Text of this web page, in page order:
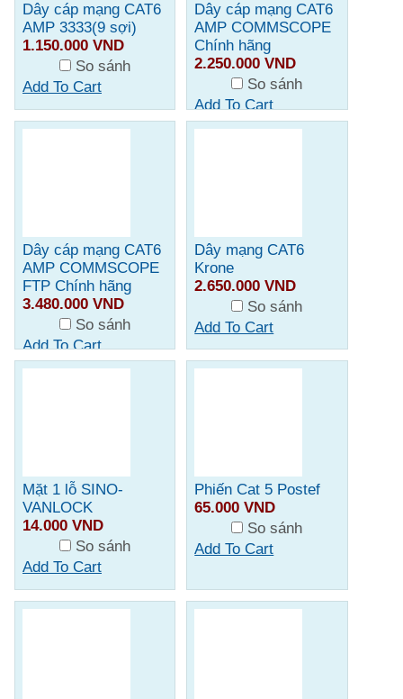
Dây cáp mạng CAT6
AMP 3333(9 sợi)
1.150.000 VND
So sánh
Add To Cart
Dây cáp mạng CAT6
AMP COMMSCOPE
Chính hãng
2.250.000 VND
So sánh
Add To Cart
Dây cáp mạng CAT6
AMP COMMSCOPE
FTP Chính hãng
3.480.000 VND
So sánh
Add To Cart
Dây mạng CAT6
Krone
2.650.000 VND
So sánh
Add To Cart
Mặt 1 lỗ SINO-
VANLOCK
14.000 VND
So sánh
Add To Cart
Phiến Cat 5 Postef
65.000 VND
So sánh
Add To Cart